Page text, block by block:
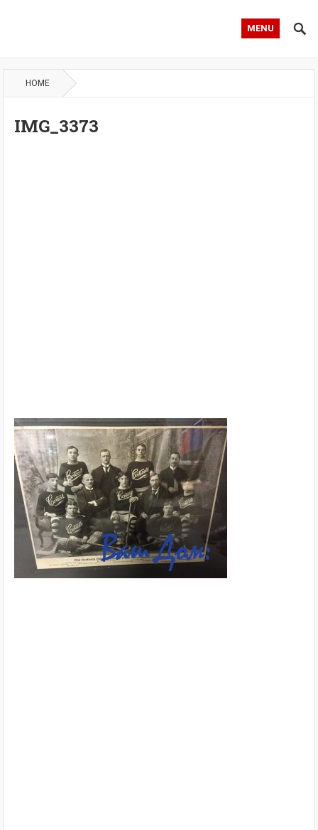
MENU
HOME
IMG_3373